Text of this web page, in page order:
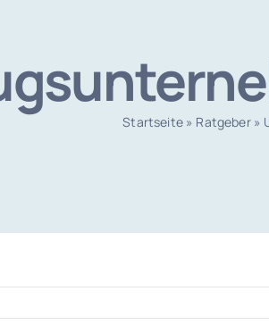
Startseite» Ratgeber»